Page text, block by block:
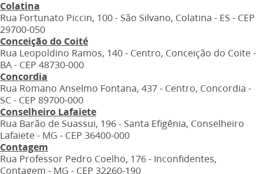
Colatina
Rua Fortunato Piccin, 100 - São Silvano, Colatina - ES - CEP
29700-050
Conceição do Coité
Rua Leopoldino Ramos, 140 - Centro, Conceição do Coite -
BA - CEP 48730-000
Concordia
Rua Romano Anselmo Fontana, 437 - Centro, Concordia -
SC - CEP 89700-000
Conselheiro Lafaiete
Rua Barão de Suassui, 196 - Santa Efigênia, Conselheiro
Lafaiete - MG - CEP 36400-000
Contagem
Rua Professor Pedro Coelho, 176 - Inconfidentes,
Contagem - MG - CEP 32260-190